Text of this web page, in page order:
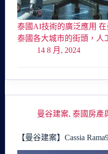
泰國AI技術的廣泛應用
泰國各大城市的街頭，
14 8 月, 2024
曼谷建案, 泰國房產
【曼谷建案】Cassia